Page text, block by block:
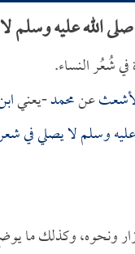
عليه وسلم لا
شُعُر النساء.
عنمحمد-يعني
وسلم لا يصلي في
ونحوه، وكذلك ما